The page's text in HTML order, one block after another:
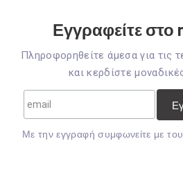
Εγγραφείτε
Πληροφορηθείτε άμεσα για τις
και κερδίστε
Mε την εγγραφή συμφωνείτε με